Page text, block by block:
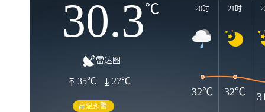
30.3℃
雷达图
35℃ 27℃
高温预警
20时 21时
32℃ 32℃